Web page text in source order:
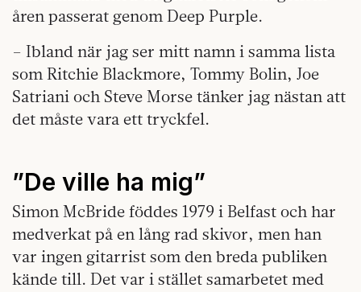
åren passerat genom Deep Purple.
– Ibland när jag ser mitt namn i samma lista
som Ritchie Blackmore, Tommy Bolin, Joe
Satriani och Steve Morse tänker jag nästan att
det måste vara ett tryckfel.
”De ville ha mig”
Simon McBride föddes 1979 i Belfast och har
medverkat på en lång rad skivor, men han
var ingen gitarrist som den breda publiken
kände till. Det var i stället samarbetet med